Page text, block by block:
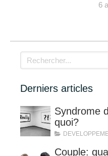
6
Rechercher
Derniers articles
Syndrome
quoi?
Couple: